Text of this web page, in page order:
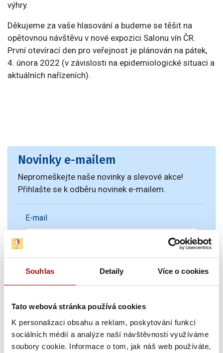
Souhlas Detaily Více o cookies
Tato webová stránka používá cookies
K personalizaci obsahu a reklam, poskytování funkcí
sociálních médií a analýze naší návštěvnosti využíváme
soubory cookie. Informace o tom, jak náš web používáte,
výhry.
Děkujeme za vaše hlasování a budeme se těšit na
opětovnou návštěvu v nové expozici Salonu vín ČR.
První otevírací den pro veřejnost je plánován na pátek,
4. února 2022 (v závislosti na epidemiologické situaci a
aktuálních nařízeních).
Novinky e-mailem
Nepromeškejte naše novinky a slevové akce!
Přihlašte se k odběru novinek e-mailem.
E-mail
Novinky